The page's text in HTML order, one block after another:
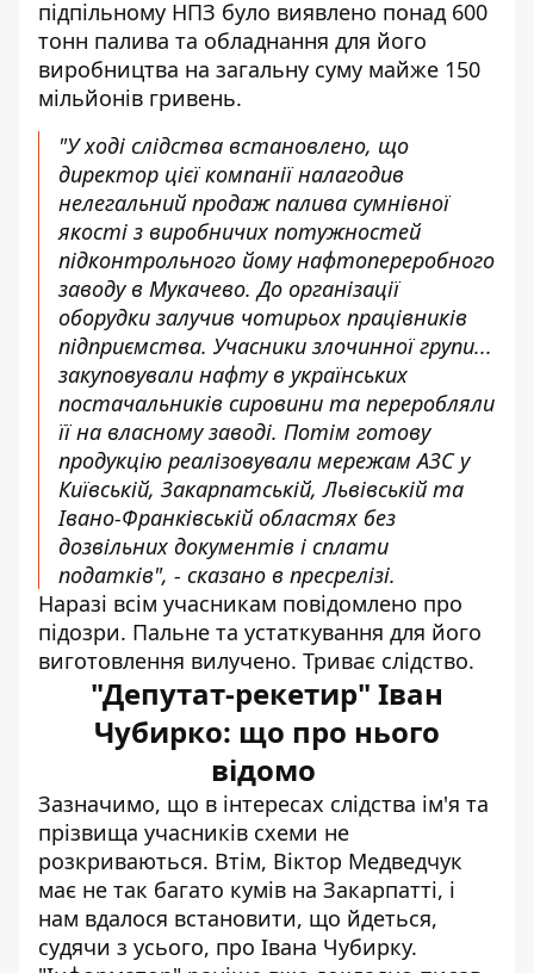
підпільному НПЗ було виявлено понад 600
тонн палива та обладнання для його
виробництва на загальну суму майже 150
мільйонів гривень.
"У ході слідства встановлено, що
директор цієї компанії налагодив
нелегальний продаж палива сумнівної
якості з виробничих потужностей
підконтрольного йому нафтопереробного
заводу в Мукачево. До організації
оборудки залучив чотирьох працівників
підприємства. Учасники злочинної групи...
закуповували нафту в українських
постачальників сировини та переробляли
її на власному заводі. Потім готову
продукцію реалізовували мережам АЗС у
Київській, Закарпатській, Львівській та
Івано-Франківській областях без
дозвільних документів і сплати
податків", - сказано в пресрелізі.
Наразі всім учасникам повідомлено про
підозри. Пальне та устаткування для його
виготовлення вилучено. Триває слідство.
"Депутат-рекетир" Іван
Чубирко: що про нього
відомо
Зазначимо, що в інтересах слідства ім'я та
прізвища учасників схеми не
розкриваються. Втім, Віктор Медведчук
має не так багато кумів на Закарпатті, і
нам вдалося встановити, що йдеться,
судячи з усього, про Івана Чубирку.